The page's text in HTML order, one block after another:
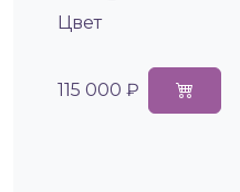
Цвет
115 000 ₽